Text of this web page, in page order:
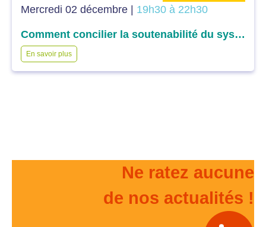
Mercredi 02 décembre | 19h30 à 22h30
Comment concilier la soutenabilité du système et l’efficience des dépenses dans l’accès aux soins : la question du financement ?
En savoir plus
Ne ratez aucune
de nos actualités !